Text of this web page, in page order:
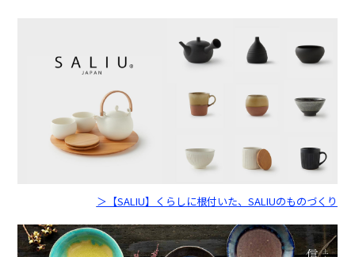
＞【SALIU】くらしに根付いた、SALIUのものづくり